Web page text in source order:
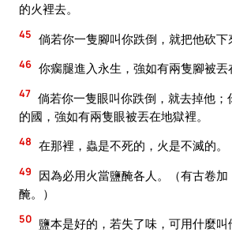
的火裡去。
45 倘若你一隻腳叫你跌倒，就把他砍下
46 你瘸腿進入永生，強如有兩隻腳被丟
47 倘若你一隻眼叫你跌倒，就去掉他；
的國，強如有兩隻眼被丟在地獄裡。
48 在那裡，蟲是不死的，火是不滅的。
49
因為必用火當鹽醃各人。（有古卷
醃。）
50 鹽本是好的，若失了味，可用什麼